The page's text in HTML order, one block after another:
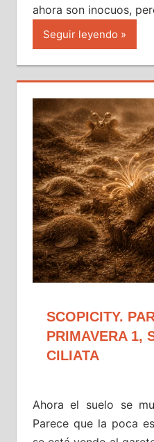
ahora son inocuos,
Seguir leyendo
SCOPICITY.
PRIMAVERA 1,
CILIATA
Ahora el suelo se
Parece que la poca